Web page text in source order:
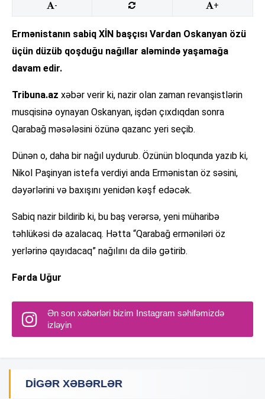
- +
Ermənistanın sabiq XİN başçısı Vardan Oskanyan özü
üçün düzüb qoşduğu nağıllar aləmində yaşamağa
davam edir.
Tribuna.az xəbər verir ki, nazir olan zaman revanşistlərin
musqisinə oynayan Oskanyan, işdən çıxdıqdan sonra
Qarabağ məsələsini özünə qazanc yeri seçib.
Dünən o, daha bir nağıl uydurub. Özünün bloqunda yazıb ki,
Nikol Paşinyan istefa verdiyi anda Ermənistan öz səsini,
dəyərlərini və baxışını yenidən kəşf edəcək.
Sabiq nazir bildirib ki, bu baş verərsə, yeni müharibə
təhlükəsi də azalacaq. Hətta “Qarabağ erməniləri öz
yerlərinə qayıdacaq” nağılını da dilə gətirib.
Fərda Uğur
Ən son xəbərləri bizim Instagram səhifəmizdə
izləyin
DIGƏR XƏBƏRLƏR